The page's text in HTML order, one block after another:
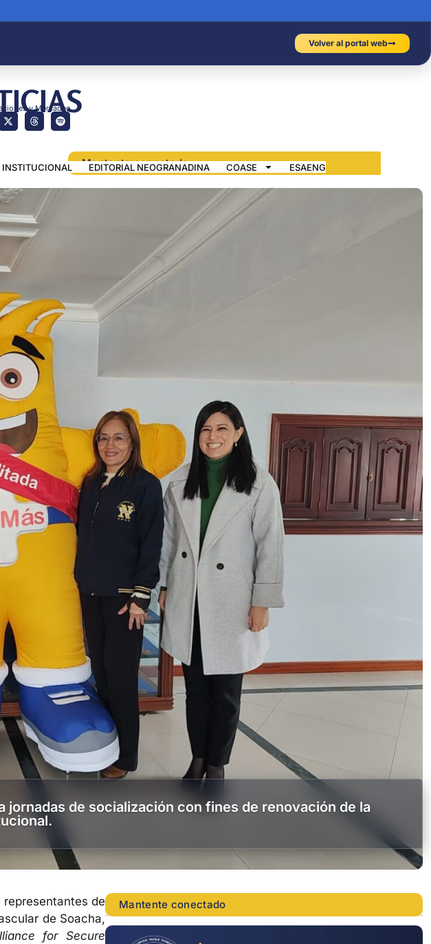
Volver al portal web
y Mercadeo
INSTITUCIONAL EDITORIAL NEOGRANADINA COASE ESAENG
de socialización con fines de renovación de la
de
de Soacha,
for Secure
Mantente conectado